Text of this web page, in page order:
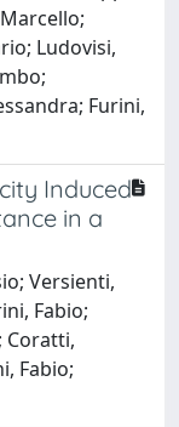
Ludovisi,
Furini,
Induced
in a
Versienti,
Fabio;
Coratti,
Fabio;